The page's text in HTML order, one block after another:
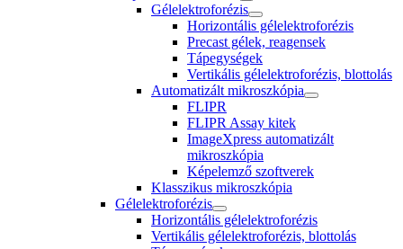
Gélelektroforézis
Horizontális gélelektroforézis
Precast gélek, reagensek
Tápegységek
Vertikális gélelektroforézis, blottolás
Automatizált mikroszkópia
FLIPR
FLIPR Assay kitek
ImageXpress automatizált
mikroszkópia
Képelemző szoftverek
Klasszikus mikroszkópia
Gélelektroforézis
Horizontális gélelektroforézis
Vertikális gélelektroforézis, blottolás